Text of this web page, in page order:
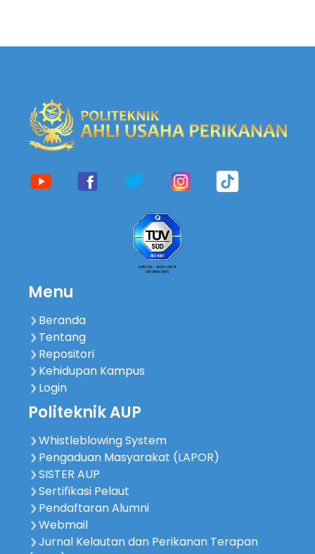
Menu
Beranda
Tentang
Repositori
Kehidupan Kampus
Login
Politeknik AUP
Whistleblowing System
Pengaduan Masyarakat (LAPOR)
SISTER AUP
Sertifikasi Pelaut
Pendaftaran Alumni
Webmail
Jurnal Kelautan dan Perikanan Terapan